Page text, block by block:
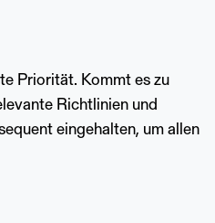
Priorität. Kommt es zu
Richtlinien und
eingehalten, um allen